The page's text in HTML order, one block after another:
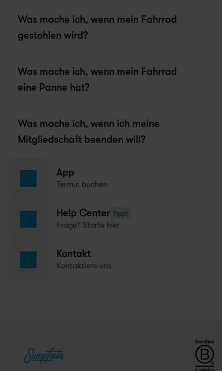
Was mache ich, wenn mein Fahrrad
gestohlen wird?
Was mache ich, wenn mein Fahrrad
eine Panne hat?
Was mache ich, wenn ich meine
Mitgliedschaft beenden will?
App
Termin buchen
Help Center Tipp!
Frage? Starte hier
Kontakt
Kontaktiere uns